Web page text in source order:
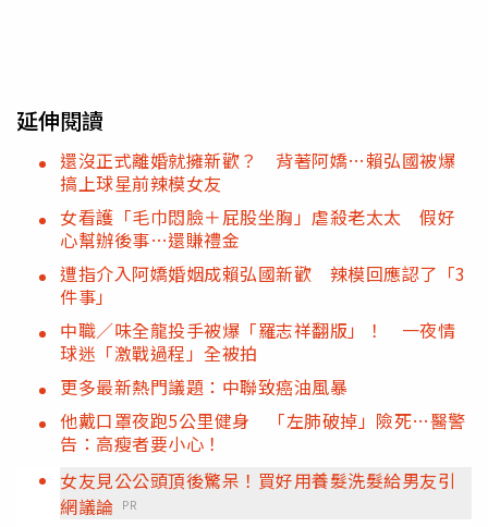
延伸閱讀
還沒正式離婚就擁新歡？ 背著阿嬌…賴弘國被爆
搞上球星前辣模女友
女看護「毛巾悶臉＋屁股坐胸」虐殺老太太 假好
心幫辦後事…還賺禮金
遭指介入阿嬌婚姻成賴弘國新歡 辣模回應認了「3
件事」
中職／味全龍投手被爆「羅志祥翻版」！ 一夜情
球迷「激戰過程」全被拍
更多最新熱門議題：中聯致癌油風暴
他戴口罩夜跑5公里健身 「左肺破掉」險死…醫警
告：高瘦者要小心！
女友見公公頭頂後驚呆！買好用養髮洗髮給男友引
網議論 PR